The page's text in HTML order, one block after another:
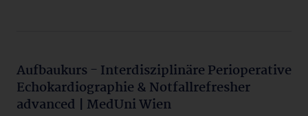
Aufbaukurs - Interdisziplinäre Perioperative
Echokardiographie & Notfallrefresher
advanced | MedUni Wien